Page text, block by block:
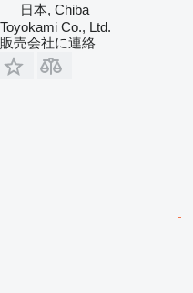
日本, Chiba
Toyokami Co., Ltd.
販売会社に連絡